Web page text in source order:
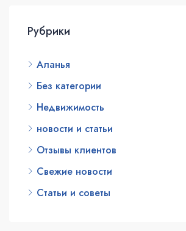
Рубрики
Аланья
Без категории
Недвижимость
новости и статьи
Отзывы клиентов
Свежие новости
Статьи и советы